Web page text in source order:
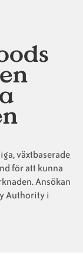
växtbaserade
för att kunna
Ansökan
Authority i